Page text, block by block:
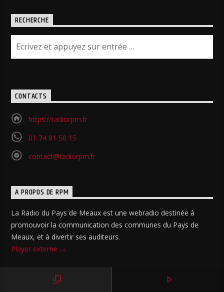
RECHERCHE
CONTACTS
https://radiorpm.fr
01 74 81 50 15
contact@radiorpm.fr
A PROPOS DE RPM
La Radio du Pays de Meaux est une webradio destinée à
promouvoir la communication des communes du Pays de
Meaux, et à divertir ses auditeurs.
Player externe